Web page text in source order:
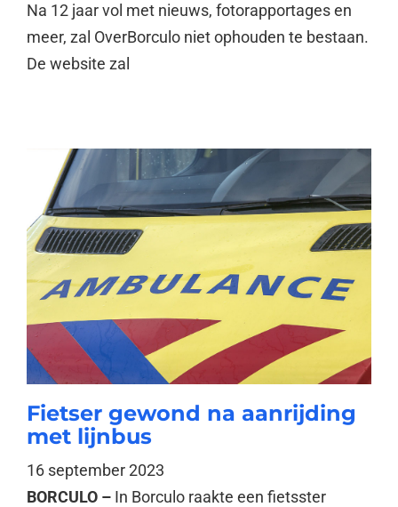
Na 12 jaar vol met nieuws, fotorapportages en
meer, zal OverBorculo niet ophouden te bestaan.
De website zal
Fietser gewond na aanrijding
met lijnbus
16 september 2023
BORCULO – In Borculo raakte een fietsster